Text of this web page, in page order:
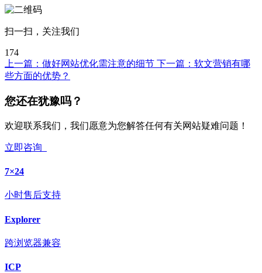
扫一扫，关注我们
174
上一篇： 做好网站优化需注意的细节 下一篇： 软文营销有哪
些方面的优势？
您还在犹豫吗？
欢迎联系我们，我们愿意为您解答任何有关网站疑难问题！
立即咨询
7×24
小时售后支持
Explorer
跨浏览器兼容
ICP